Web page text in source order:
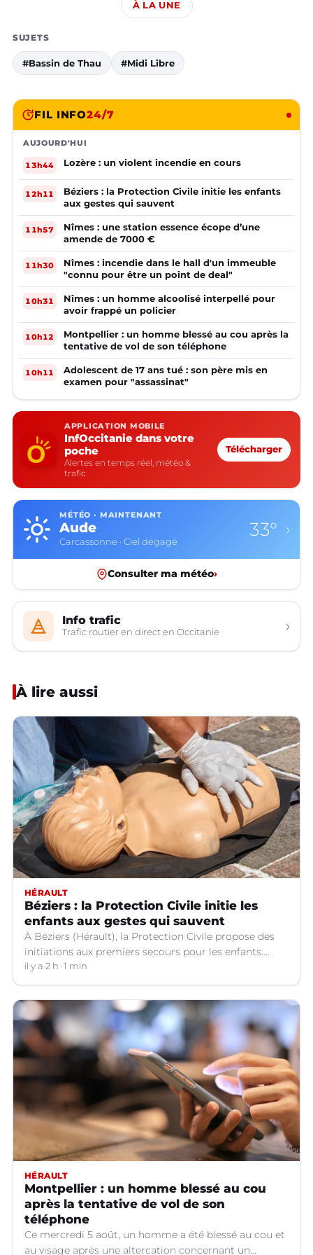
À LA UNE
SUJETS
#Bassin de Thau #Midi Libre
FIL INFO24/7
AUJOURD'HUI
13h44 Lozère : un violent incendie en cours
12h11
Béziers : la Protection Civile initie les enfants
aux gestes qui sauvent
11h57
Nîmes : une station essence écope d’une
amende de 7000 €
11h30
Nîmes : incendie dans le hall d'un immeuble
"connu pour être un point de deal"
10h31
Nîmes : un homme alcoolisé interpellé pour
avoir frappé un policier
10h12
Montpellier : un homme blessé au cou après la
tentative de vol de son téléphone
10h11
Adolescent de 17 ans tué : son père mis en
examen pour "assassinat"
APPLICATION MOBILE
InfOccitanie dans votre
poche
Alertes en temps réel, météo &
trafic
Télécharger
MÉTÉO · MAINTENANT
Aude
Carcassonne · Ciel dégagé
33° ›
Consulter ma météo›
Info trafic
Trafic routier en direct en Occitanie ›
À lire aussi
HÉRAULT
Béziers : la Protection Civile initie les
enfants aux gestes qui sauvent
À Béziers (Hérault), la Protection Civile propose des
initiations aux premiers secours pour les enfants.
Voici ce qu'il faut savoir.
il y a 2 h 1 min
HÉRAULT
Montpellier : un homme blessé au cou
après la tentative de vol de son
téléphone
Ce mercredi 5 août, un homme a été blessé au cou et
au visage après une altercation concernant un